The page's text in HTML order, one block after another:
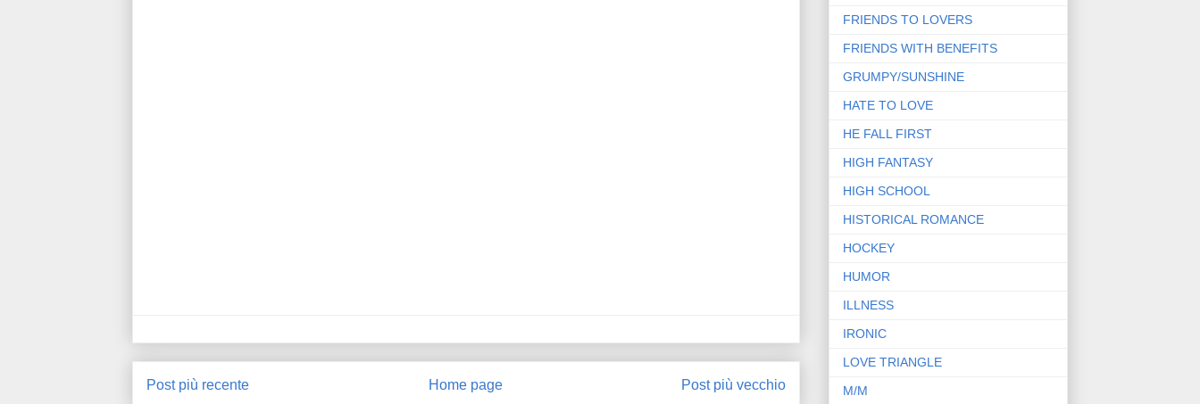
Post più recente Post più vecchio
Home page
FRIENDS TO LOVERS
FRIENDS WITH BENEFITS
GRUMPY/SUNSHINE
HATE TO LOVE
HE FALL FIRST
HIGH FANTASY
HIGH SCHOOL
HISTORICAL ROMANCE
HOCKEY
HUMOR
ILLNESS
IRONIC
LOVE TRIANGLE
M/M